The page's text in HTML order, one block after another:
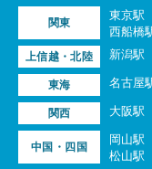
関東
東京駅
西船橋
上信越・北陸 新潟駅
東海 名古屋
関西 大阪駅
中国・四国
岡山駅
松山駅